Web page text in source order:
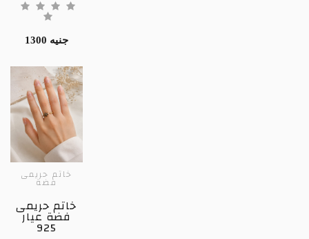
1300 جنيه
خاتم حريمى
فضة
خاتم حريمى
فضة عيار
925